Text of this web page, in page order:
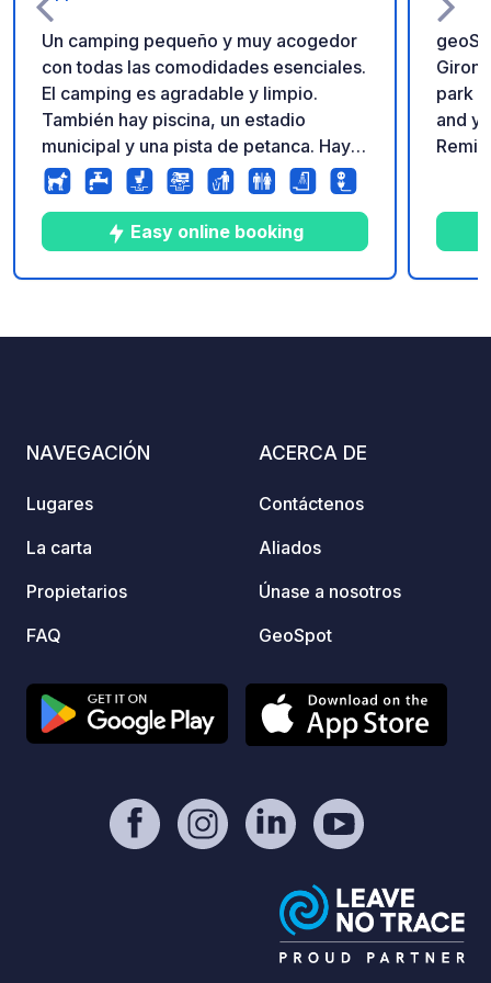
Un camping pequeño y muy acogedor
con todas las comodidades esenciales.
El camping es agradable y limpio.
También hay piscina, un estadio
municipal y una pista de petanca. Hay
un lago justo al cruzar la calle.
Easy online booking
park
and
fires
NAVEGACIÓN
Lugares
La carta
Propietarios
FAQ
ACERCA DE
Contáctenos
Aliados
Únase a nosotros
GeoSpot